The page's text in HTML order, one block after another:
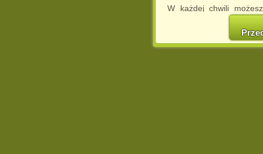
W każdej chwili
cookies w swojej
w naszej
http://chomikuj.pl/